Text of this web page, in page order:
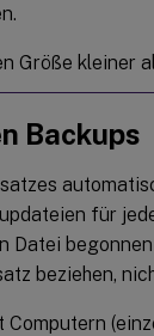
Größe kleiner
Backups
für
Datei
beziehen,